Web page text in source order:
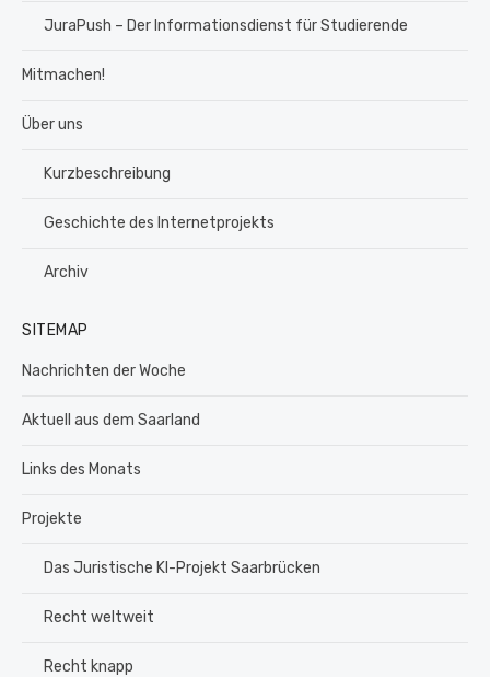
JuraPush – Der Informationsdienst für Studierende
Mitmachen!
Über uns
Kurzbeschreibung
Geschichte des Internetprojekts
Archiv
SITEMAP
Nachrichten der Woche
Aktuell aus dem Saarland
Links des Monats
Projekte
Das Juristische KI-Projekt Saarbrücken
Recht weltweit
Recht knapp